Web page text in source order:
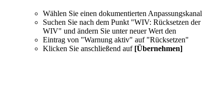
Wählen Sie einen dokumentierten Anpassungskanal
Suchen Sie nach dem Punkt "WIV: Rücksetzen der
WIV" und ändern Sie unter neuer Wert den
Eintrag von "Warnung aktiv" auf "Rücksetzen"
Klicken Sie anschließend auf [Übernehmen]